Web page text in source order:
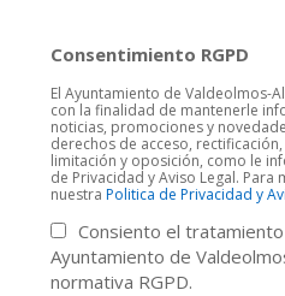
Consentimiento RGPD
El Ayuntamiento de Valdeolmos-
con la finalidad de mantenerle
noticias, promociones y
derechos de acceso,
limitación y oposición, como le
de Privacidad y Aviso Legal.
nuestra Politica de Privacidad y
Consiento el
Ayuntamiento de
normativa RGPD.